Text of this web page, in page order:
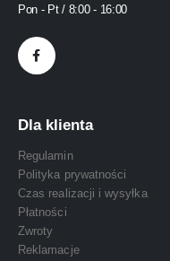
Pon - Pt / 8:00 - 16:00
Dla klienta
Regulamin
Polityka prywatności
Czas realizacji i wysyłka
Płatności
Zwroty
Reklamacje